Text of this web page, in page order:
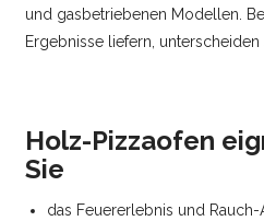
und gasbetriebenen Modellen.
Ergebnisse liefern,
Holz-Pizzaofen
Sie
das Feuererlebnis und